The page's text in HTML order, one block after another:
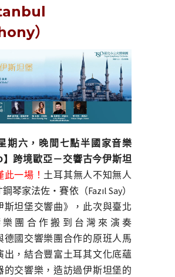
）
期六，晚間七點半國家音樂
】跨境歐亞－交響古今伊斯坦
此一場！ 土耳其無人不知無人
琴家法佐・賽依（Fazıl Say）
斯坦堡交響曲》，此次與臺北
團合作搬到台灣來演奏
德國交響樂團合作的原班人馬
， 結合豐富土耳其文化底蘊
的交響樂，造訪過伊斯坦堡的